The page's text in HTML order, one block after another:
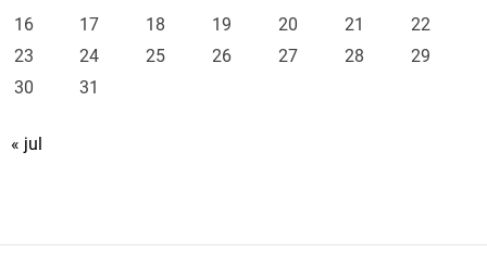
16
17 18 19 20 21
22
23
24 25 26 27 28
29
30
31
« jul